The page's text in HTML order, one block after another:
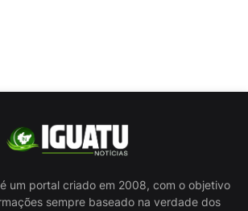
um portal criado em 2008, com o objetivo
sempre baseado na verdade dos